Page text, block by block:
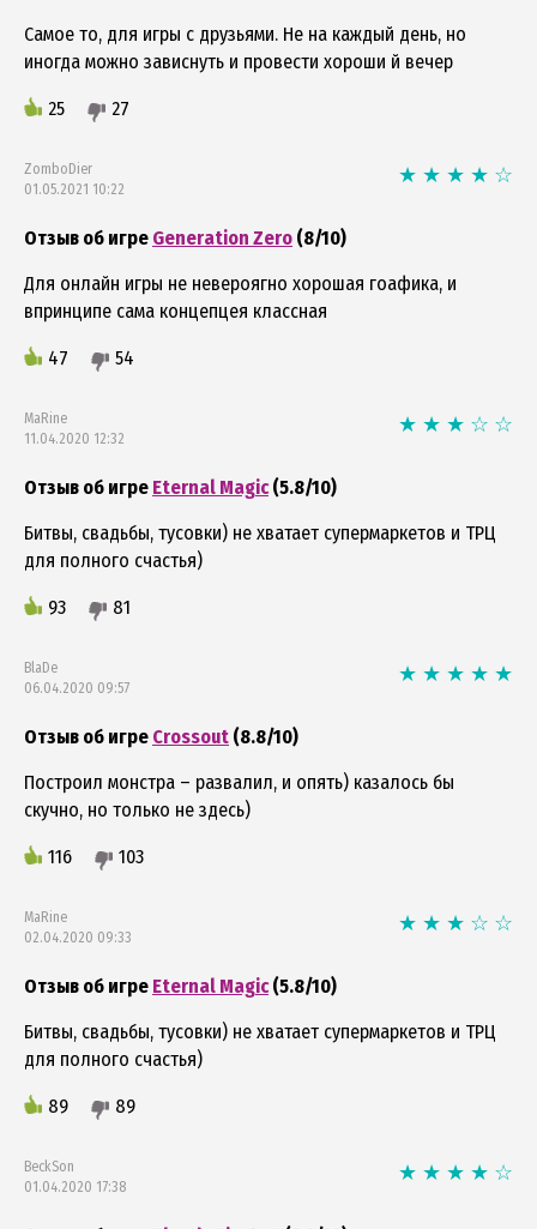
Самое то, для игры с друзьями. Не на каждый день, но
иногда можно зависнуть и провести хороши й вечер
25 27
ZomboDier
01.05.2021 10:22
Отзыв об игре Generation Zero (8/10)
Для онлайн игры не невероягно хорошая гоафика, и
впринципе сама концепцея классная
47 54
MaRine
11.04.2020 12:32
Отзыв об игре Eternal Magic(5.8/10)
Битвы, свадьбы, тусовки) не хватает супермаркетов и ТРЦ
для полного счастья)
93 81
BlaDe
06.04.2020 09:57
Отзыв об игре Crossout (8.8/10)
Построил монстра – развалил, и опять) казалось бы
скучно, но только не здесь)
116 103
MaRine
02.04.2020 09:33
Отзыв об игре Eternal Magic(5.8/10)
Битвы, свадьбы, тусовки) не хватает супермаркетов и ТРЦ
для полного счастья)
89 89
BeckSon
01.04.2020 17:38